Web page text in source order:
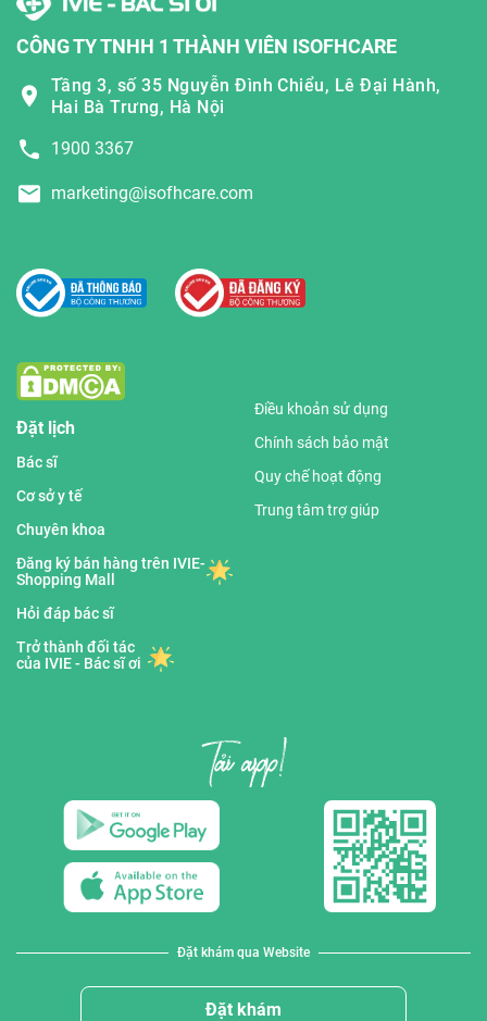
CÔNG TY TNHH 1 THÀNH VIÊN ISOFHCARE
Tầng 3, số 35 Nguyễn Đình Chiểu, Lê Đại Hành,
Hai Bà Trưng, Hà Nội
1900 3367
marketing@isofhcare.com
Đặt lịch
Bác sĩ
Cơ sở y tế
Chuyên khoa
Đăng ký bán hàng trên IVIE-
Shopping Mall
Hỏi đáp bác sĩ
Trở thành đối tác
của IVIE - Bác sĩ ơi
Điều khoản sử dụng
Chính sách bảo mật
Quy chế hoạt động
Trung tâm trợ giúp
Đặt khám qua Website
Đặt khám